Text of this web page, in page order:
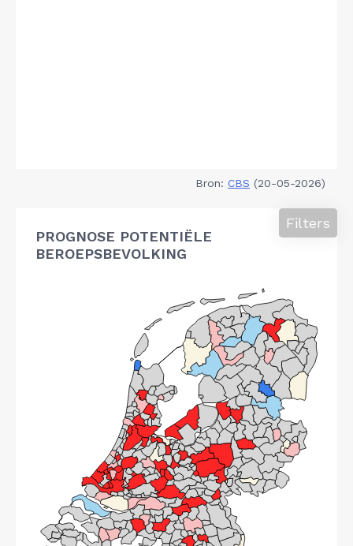
Bron: CBS (20-05-2026)
PROGNOSE POTENTIËLE
BEROEPSBEVOLKING
Filters